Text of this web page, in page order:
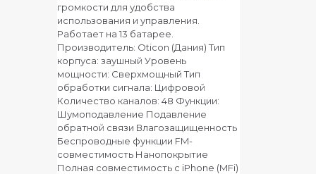
громкости для удобства
использования и управления.
Работает на 13 батарее.
Производитель: Oticon (Дания) Тип
корпуса: заушный Уровень
мощности: Сверхмощный Тип
обработки сигнала: Цифровой
Количество каналов: 48 Функции:
Шумоподавление Подавление
обратной связи Влагозащищенность
Беспроводные функции FM-
совместимость Нанопокрытие
Полная совместимость с iPhone (MFi)